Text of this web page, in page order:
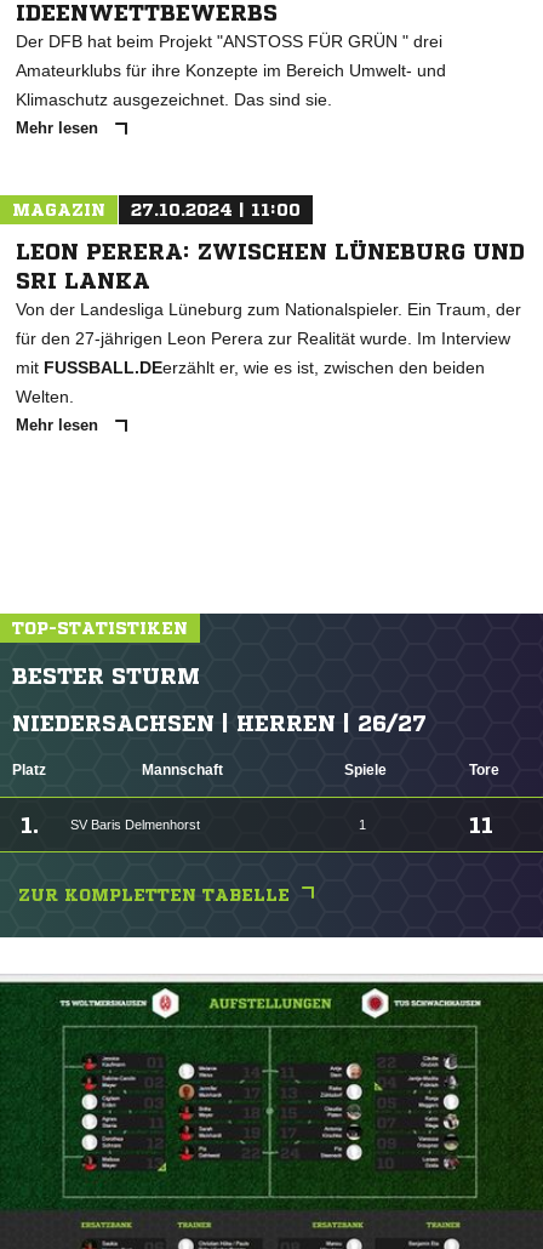
IDEENWETTBEWERBS
Der DFB hat beim Projekt "ANSTOSS FÜR GRÜN " drei
Amateurklubs für ihre Konzepte im Bereich Umwelt- und
Klimaschutz ausgezeichnet. Das sind sie.
Mehr lesen
MAGAZIN 27.10.2024 | 11:00
LEON PERERA: ZWISCHEN LÜNEBURG UND
SRI LANKA
Von der Landesliga Lüneburg zum Nationalspieler. Ein Traum, der
für den 27-jährigen Leon Perera zur Realität wurde. Im Interview
mit FUSSBALL.DEerzählt er, wie es ist, zwischen den beiden
Welten.
Mehr lesen
TOP-STATISTIKEN
BESTER STURM
NIEDERSACHSEN | HERREN | 26/27
Platz Mannschaft Spiele Tore
1. SV Baris Delmenhorst 1 11
ZUR KOMPLETTEN TABELLE